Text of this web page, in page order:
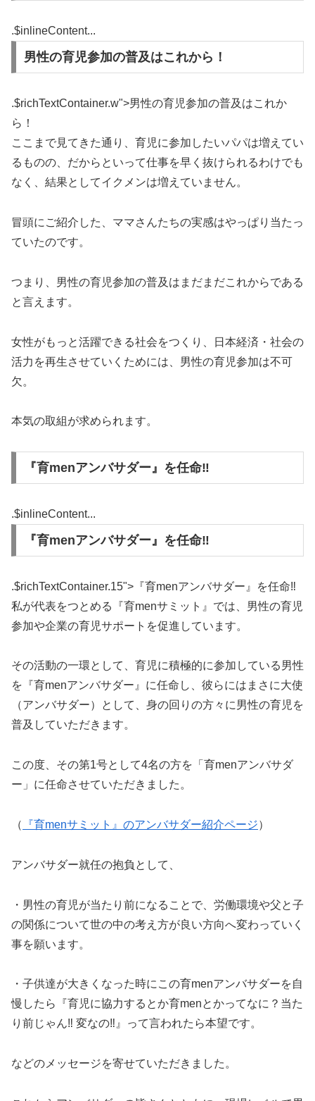
.$inlineContent...
男性の育児参加の普及はこれから！
.$richTextContainer.w">男性の育児参加の普及はこれか
ら！
ここまで見てきた通り、育児に参加したいパパは増えてい
るものの、だからといって仕事を早く抜けられるわけでも
なく、結果としてイクメンは増えていません。
冒頭にご紹介した、ママさんたちの実感はやっぱり当たっ
ていたのです。
つまり、男性の育児参加の普及はまだまだこれからである
と言えます。
女性がもっと活躍できる社会をつくり、日本経済・社会の
活力を再生させていくためには、男性の育児参加は不可
欠。
本気の取組が求められます。
『育menアンバサダー』を任命‼︎
.$inlineContent...
『育menアンバサダー』を任命‼︎
.$richTextContainer.15"> 『育menアンバサダー』を任命‼︎
私が代表をつとめる『育menサミット』では、男性の育児
参加や企業の育児サポートを促進しています。
その活動の一環として、育児に積極的に参加している男性
を『育menアンバサダー』に任命し、彼らにはまさに大使
（アンバサダー）として、身の回りの方々に男性の育児を
普及していただきます。
この度、その第1号として4名の方を「育menアンバサダ
ー」に任命させていただきました。
（ 『育menサミット』のアンバサダー紹介ページ）
アンバサダー就任の抱負として、
・男性の育児が当たり前になることで、労働環境や父と子
の関係について世の中の考え方が良い方向へ変わっていく
事を願います。
・子供達が大きくなった時にこの育menアンバサダーを自
慢したら『育児に協力するとか育menとかってなに？当た
り前じゃん‼ 変なの‼』って言われたら本望です。
などのメッセージを寄せていただきました。